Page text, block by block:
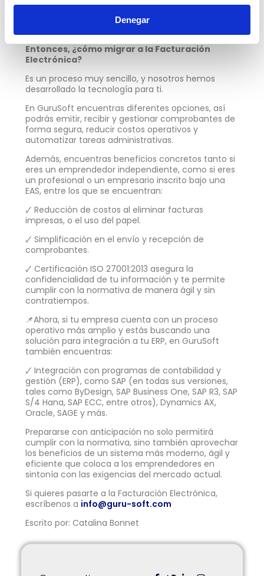
Denegar
anexos de la resolución. Esto significa que las EAS
no migran todas al mismo tiempo, sino que cada
Entonces, ¿cómo migrar a la Facturación
Electrónica?
Es un proceso muy sencillo, y nosotros hemos
desarrollado la tecnología para ti.
En GuruSoft encuentras diferentes opciones, así
podrás emitir, recibir y gestionar comprobantes de
forma segura, reducir costos operativos y
automatizar tareas administrativas.
Además, encuentras beneficios concretos tanto si
eres un emprendedor independiente, como si eres
un profesional o un empresario inscrito bajo una
EAS, entre los que se encuentran:
🗸 Reducción de costos al eliminar facturas
impresas, o el uso del papel.
🗸 Simplificación en el envío y recepción de
comprobantes.
🗸 Certificación ISO 27001:2013 asegura la
confidencialidad de tu información y te permite
cumplir con la normativa de manera ágil y sin
contratiempos.
📌Ahora, si tu empresa cuenta con un proceso
operativo más amplio y estás buscando una
solución para integración a tu ERP, en GuruSoft
también encuentras:
🗸 Integración con programas de contabilidad y
gestión (ERP), como SAP (en todas sus versiones,
tales como ByDesign, SAP Business One, SAP R3, SAP
S/4 Hana, SAP ECC, entre otros), Dynamics AX,
Oracle, SAGE y más.
Prepararse con anticipación no solo permitirá
cumplir con la normativa, sino también aprovechar
los beneficios de un sistema más moderno, ágil y
eficiente que coloca a los emprendedores en
sintonía con las exigencias del mercado actual.
Si quieres pasarte a la Facturación Electrónica,
escríbenos a info@guru-soft.com
Escrito por: Catalina Bonnet